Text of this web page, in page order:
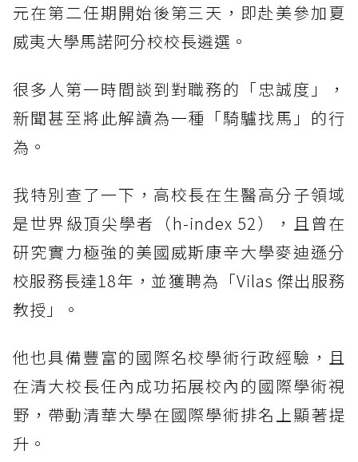
元在第二任期開始後第三天，即赴美參加夏
威夷大學馬諾阿分校校長遴選。
很多人第一時間談到對職務的「忠誠度」，
新聞甚至將此解讀為一種「騎驢找馬」的行
為。
我特別查了一下，高校長在生醫高分子領域
是世界級頂尖學者（h-index 52），且曾在
研究實力極強的美國威斯康辛大學麥迪遜分
校服務長達18年，並獲聘為「Vilas 傑出服務
教授」。
他也具備豐富的國際名校學術行政經驗，且
在清大校長任內成功拓展校內的國際學術視
野，帶動清華大學在國際學術排名上顯著提
升。